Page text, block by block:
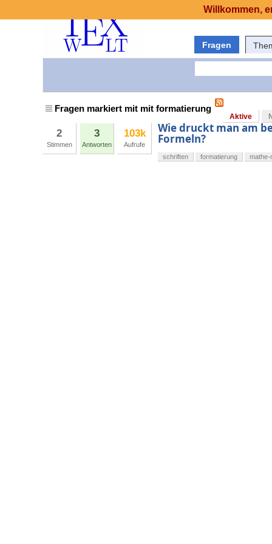
Fragen
Fragen markiert mit mit formatierung
Aktive
2
Stimmen
3
Antworten
103k
Aufrufe
Wie druckt man am
Formeln?
schriften formatierung mathe-
Willkommen,